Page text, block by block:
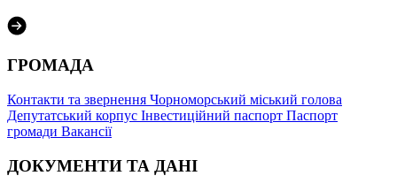
ГРОМАДА
Контакти та звернення Чорноморський міський голова
Депутатський корпус Інвестиційний паспорт Паспорт
громади Вакансії
ДОКУМЕНТИ ТА ДАНІ